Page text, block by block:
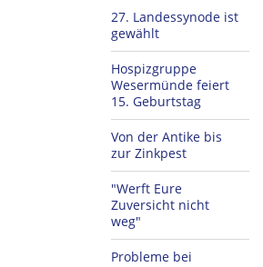
27. Landessynode ist
gewählt
Hospizgruppe
Wesermünde feiert
15. Geburtstag
Von der Antike bis
zur Zinkpest
"Werft Eure
Zuversicht nicht
weg"
Probleme bei